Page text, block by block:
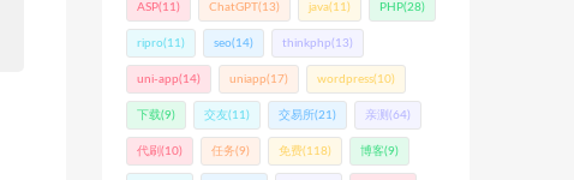
ASP(11) ChatGPT(13) java(11) PHP(28)
ripro(11) seo(14) thinkphp(13)
uni-app(14) uniapp(17) wordpress(10)
下载(9) 交友(11) 交易所(21) 亲测 (64)
代刷 (10) 任务(9) 免费(118) 博客(9)